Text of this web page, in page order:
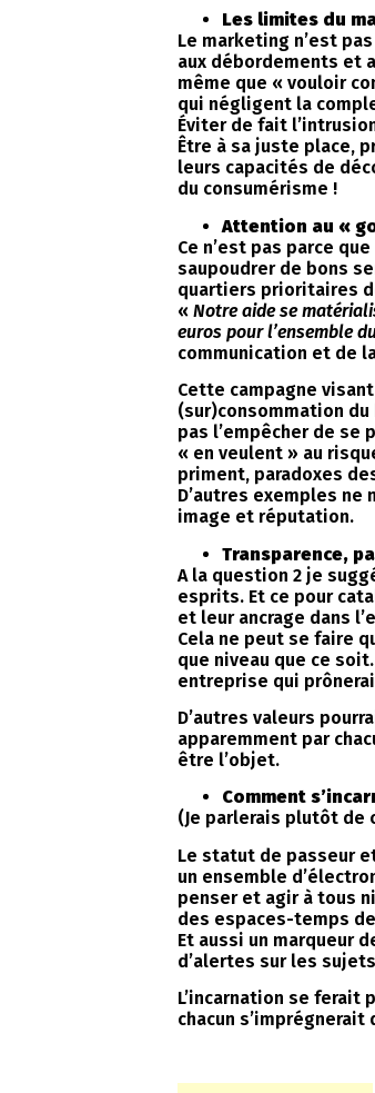
Les limites du
Le marketing n’est
aux débordements et
même que « vouloir
qui négligent la
Éviter de fait
Être à sa juste place,
leurs capacités de
du consumérisme !
Attention au «
Ce n’est pas parce
saupoudrer de bons
quartiers prioritaires
« Notre aide se
euros pour l’ensemble
communication et de la
Cette campagne
(sur)consommation
pas l’empêcher de se
« en veulent » au
priment, paradoxes
D’autres exemples
image et réputation.
Transparence,
A la question 2 je
esprits. Et ce pour
et leur ancrage dans
Cela ne peut se faire
que niveau que ce
entreprise qui
D’autres valeurs
apparemment par
être l’objet.
Comment
(Je parlerais plutôt de
Le statut de passeur
un ensemble
penser et agir à tous
des espaces-temps
Et aussi un marqueur
d’alertes sur les
L’incarnation se
chacun